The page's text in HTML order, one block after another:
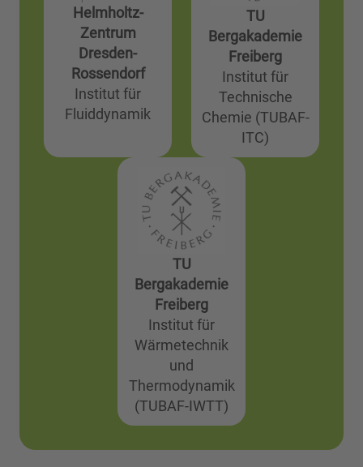
Helmholtz-
Zentrum
Dresden-
Rossendorf
Institut für
Fluiddynamik
TU
Bergakademie
Freiberg
Institut für
Technische
Chemie (TUBAF-
ITC)
TU
Bergakademie
Freiberg
Institut für
Wärmetechnik
und
Thermodynamik
(TUBAF-IWTT)